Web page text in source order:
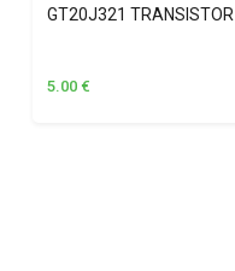
GT20J321 TRANSISTOR
5.00 €